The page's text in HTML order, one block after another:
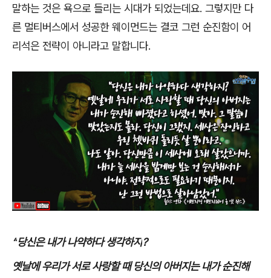
말하는 것은 욕으로 들리는 시대가 되었는데요. 그렇지만 다
른 멀티버스에서 성공한 웨이먼드는 결코 그런 순진함이 어
리석은 전략이 아니라고 말합니다.
“당신은 내가 나약하다 생각하지?
옛날에 우리가 서로 사랑할 때 당신의 아버지는 내가 순진해